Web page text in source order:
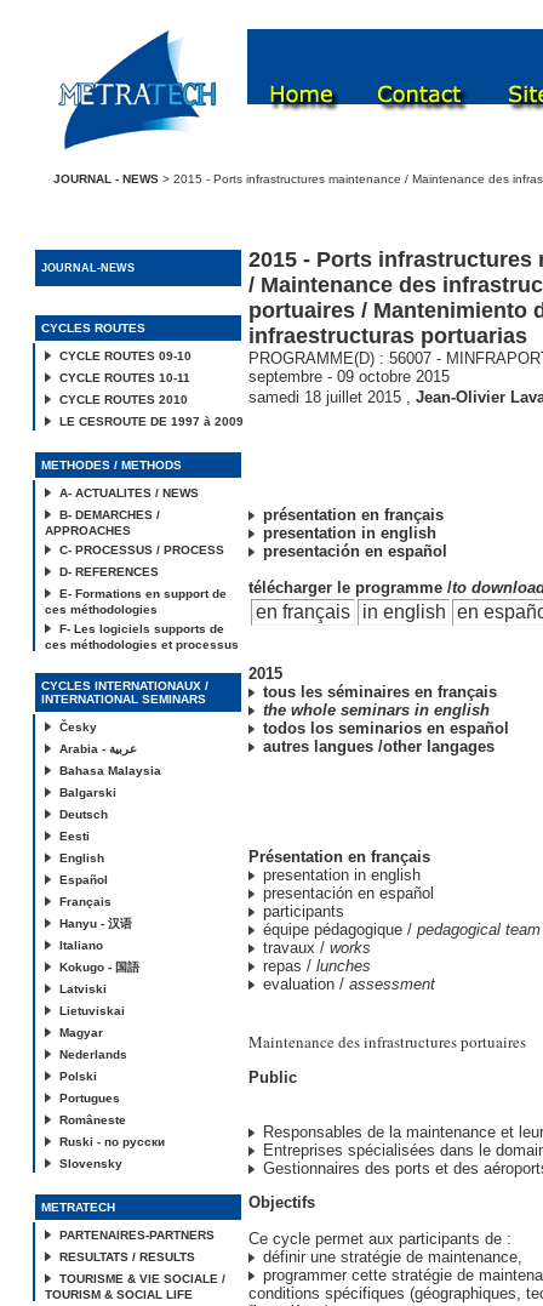
JOURNAL - NEWS > 2015 - Ports infrastructures maintenance / Maintenance des
JOURNAL-NEWS
CYCLES ROUTES
CYCLE ROUTES 09-10
CYCLE ROUTES 10-11
CYCLE ROUTES 2010
LE CESROUTE DE 1997 à 2009
METHODES / METHODS
A- ACTUALITES / NEWS
B- DEMARCHES /
APPROACHES
C- PROCESSUS / PROCESS
D- REFERENCES
E- Formations en support de
ces méthodologies
F- Les logiciels supports de
ces méthodologies et processus
CYCLES INTERNATIONAUX /
INTERNATIONAL SEMINARS
Česky
Arabia - عربية
Bahasa Malaysia
Balgarski
Deutsch
Eesti
English
Español
Français
Hanyu - 汉语
Italiano
Kokugo - 国語
Latviski
Lietuviskai
Magyar
Nederlands
Polski
Portugues
Româneste
Ruski - по русски
Slovensky
METRATECH
PARTENAIRES-PARTNERS
RESULTATS / RESULTS
TOURISME & VIE SOCIALE /
TOURISM & SOCIAL LIFE
2015 - Ports infrastructures
/ Maintenance des
portuaires / Mantenimiento
infraestructuras portuarias
PROGRAMME(D) : 56007 -
septembre - 09 octobre 2015
samedi 18 juillet 2015 , Jean-Olivier
présentation en français
presentation in english
presentación en español
télécharger le programme /to
en français in english en
2015
tous les séminaires en français
the whole seminars in english
todos los seminarios en español
autres langues /other langages
Présentation en français
presentation in english
presentación en español
participants
équipe pédagogique / pedagogical team
travaux / works
repas / lunches
evaluation / assessment
Maintenance des infrastructures portuaires
Public
Responsables de la maintenance et
Entreprises spécialisées dans le
Gestionnaires des ports et des
Objectifs
Ce cycle permet aux participants de :
définir une stratégie de maintenance,
programmer cette stratégie de
conditions spécifiques (géographiques,